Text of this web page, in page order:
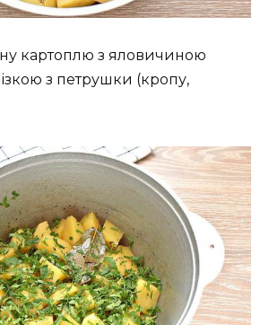
картоплю з яловичиною
з петрушки (кропу,